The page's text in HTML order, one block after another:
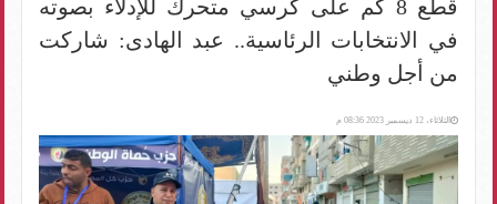
قطع 8 كم على كرسي متحرك للإدلاء بصوته
في الانتخابات الرئاسية.. عبد الهادى: شاركت
من أجل وطني
الثلاثاء، 12 ديسمبر 2023 08:36 م